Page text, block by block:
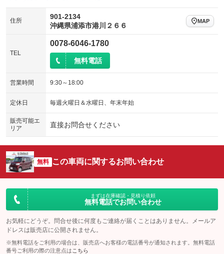
住所
901-2134
沖縄県浦添市港川２６６
MAP
TEL
0078-6046-1780
無料電話
営業時間 9:30～18:00
定休日 毎週火曜日＆水曜日、年末年始
販売可能エ
リア
直接お問合せください
無料 この車両に関するお問い合わせ
まずは在庫確認・見積り依頼
無料電話でお問い合わせ
お気軽にどうぞ。問合せ後に何度もご連絡が届くことはありません。メールア
ドレスは販売店に公開されません。
※無料電話をご利用の場合は、販売店へお客様の電話番号が通知されます。無料電話
番号ご利用の際の注意点は こちら